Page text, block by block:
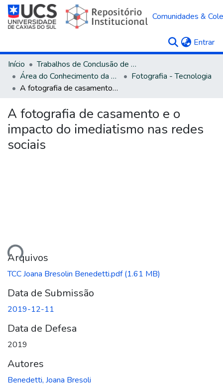
Comunidades &
Entrar
Início
Trabalhos de Conclusão de Curso
Área do Conhecimento da Linguística, Letras e Artes
Fotografia - Tecnologia
A fotografia de casamento e o impacto do imediatismo nas redes sociais
A fotografia de casamento e o
impacto do imediatismo nas redes
sociais
Arquivos
TCC Joana Bresolin Benedetti.pdf(1.61 MB)
Data de Submissão
2019-12-11
Data de Defesa
2019
Autores
Benedetti, Joana Bresoli